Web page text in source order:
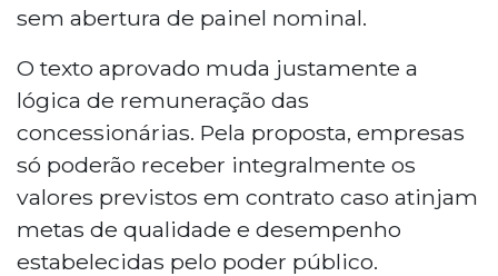
sem abertura de painel nominal.
O texto aprovado muda justamente a
lógica de remuneração das
concessionárias. Pela proposta, empresas
só poderão receber integralmente os
valores previstos em contrato caso atinjam
metas de qualidade e desempenho
estabelecidas pelo poder público.